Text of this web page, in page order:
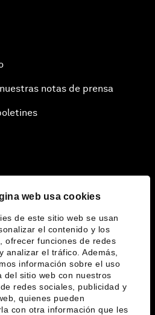
web usa cookies
de este sitio web se usan
el contenido y los
ofrecer funciones de redes
analizar el tráfico. Además,
información sobre el uso
del sitio web con nuestros
redes sociales, publicidad y
quienes pueden
con otra información que les
notas de prensa